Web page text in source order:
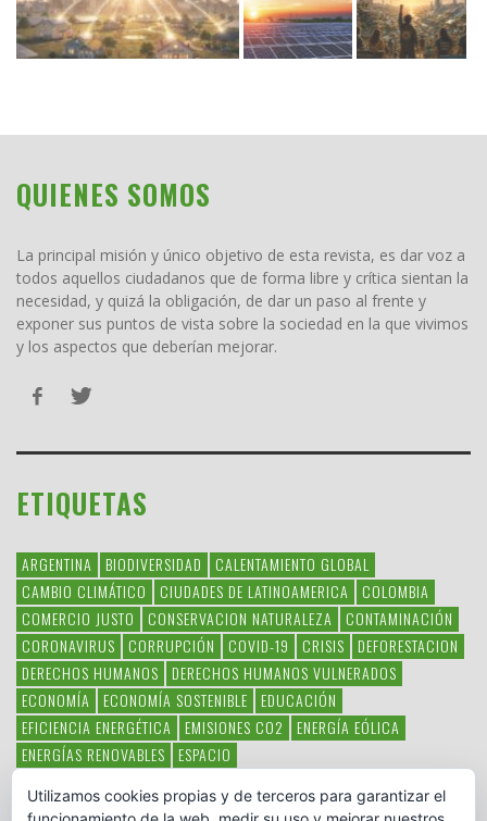
QUIENES SOMOS
La principal misión y único objetivo de esta revista, es dar voz a
todos aquellos ciudadanos que de forma libre y crítica sientan la
necesidad, y quizá la obligación, de dar un paso al frente y
exponer sus puntos de vista sobre la sociedad en la que vivimos
y los aspectos que deberían mejorar.
ETIQUETAS
ARGENTINA BIODIVERSIDAD
CALENTAMIENTO GLOBAL
CAMBIO CLIMÁTICO
CIUDADES DE LATINOAMERICA
COLOMBIA
COMERCIO JUSTO
CONSERVACION NATURALEZA
CONTAMINACIÓN
CORONAVIRUS
CORRUPCIÓN COVID-19 CRISIS
DEFORESTACION
DERECHOS HUMANOS
DERECHOS HUMANOS VULNERADOS
ECONOMÍA
ECONOMÍA SOSTENIBLE
EDUCACIÓN
EFICIENCIA ENERGÉTICA
EMISIONES CO2
ENERGÍA EÓLICA
ENERGÍAS RENOVABLES
ESPACIO
HAMBRE LATINOAMÉRICA MEDIO AMBIENTE MÉXICO
Utilizamos cookies propias y de terceros para garantizar el